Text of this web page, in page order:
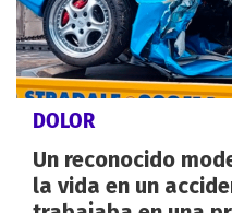
DOLOR
Un reconocido
la vida en un